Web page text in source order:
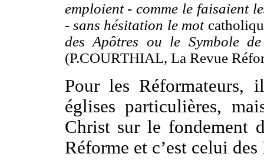
emploient - comme le faisaient
- sans hésitation le mot
des Apôtres ou le Symbole
(P.COURTHIAL, La Revue
Pour les Réformateurs,
églises particulières,
Christ sur le fondement
Réforme et c’est celui